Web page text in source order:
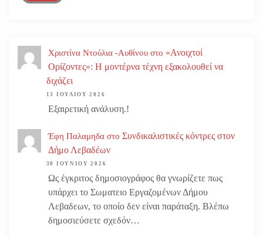
Χριστίνα Ντούλια -Αυθίνου στο «Ανοιχτοί
Ορίζοντες»: Η μοντέρνα τέχνη εξακολουθεί να
διχάζει
13 ΙΟΥΛΊΟΥ 2026
Εξαιρετική ανάλυση.!
Έφη Παλαμηδα στο Συνδικαλιστικές κόντρες στον
Δήμο Λεβαδέων
30 ΙΟΥΝΊΟΥ 2026
Ως έγκριτος δημοσιογράφος θα γνωρίζετε πως
υπάρχει το Σωματειο Εργαζομένων Δήμου
Λεβαδεων, το οποίο δεν είναι παράταξη. Βλέπω
δημοσιεύσετε σχεδόν…